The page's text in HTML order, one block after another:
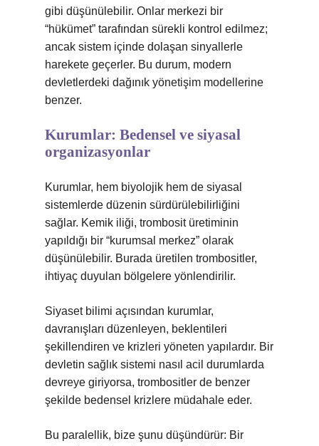
gibi düşünülebilir. Onlar merkezi bir
“hükümet” tarafından sürekli kontrol edilmez;
ancak sistem içinde dolaşan sinyallerle
harekete geçerler. Bu durum, modern
devletlerdeki dağınık yönetişim modellerine
benzer.
Kurumlar: Bedensel ve siyasal
organizasyonlar
Kurumlar, hem biyolojik hem de siyasal
sistemlerde düzenin sürdürülebilirliğini
sağlar. Kemik iliği, trombosit üretiminin
yapıldığı bir “kurumsal merkez” olarak
düşünülebilir. Burada üretilen trombositler,
ihtiyaç duyulan bölgelere yönlendirilir.
Siyaset bilimi açısından kurumlar,
davranışları düzenleyen, beklentileri
şekillendiren ve krizleri yöneten yapılardır. Bir
devletin sağlık sistemi nasıl acil durumlarda
devreye giriyorsa, trombositler de benzer
şekilde bedensel krizlere müdahale eder.
Bu paralellik, bize şunu düşündürür: Bir